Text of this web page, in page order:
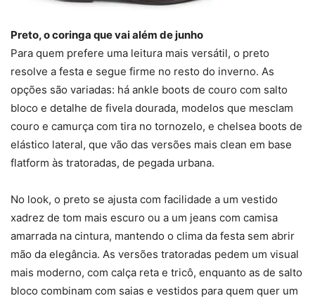
Preto, o coringa que vai além de junho
Para quem prefere uma leitura mais versátil, o preto
resolve a festa e segue firme no resto do inverno. As
opções são variadas: há ankle boots de couro com salto
bloco e detalhe de fivela dourada, modelos que mesclam
couro e camurça com tira no tornozelo, e chelsea boots de
elástico lateral, que vão das versões mais clean em base
flatform às tratoradas, de pegada urbana.
No look, o preto se ajusta com facilidade a um vestido
xadrez de tom mais escuro ou a um jeans com camisa
amarrada na cintura, mantendo o clima da festa sem abrir
mão da elegância. As versões tratoradas pedem um visual
mais moderno, com calça reta e tricô, enquanto as de salto
bloco combinam com saias e vestidos para quem quer um